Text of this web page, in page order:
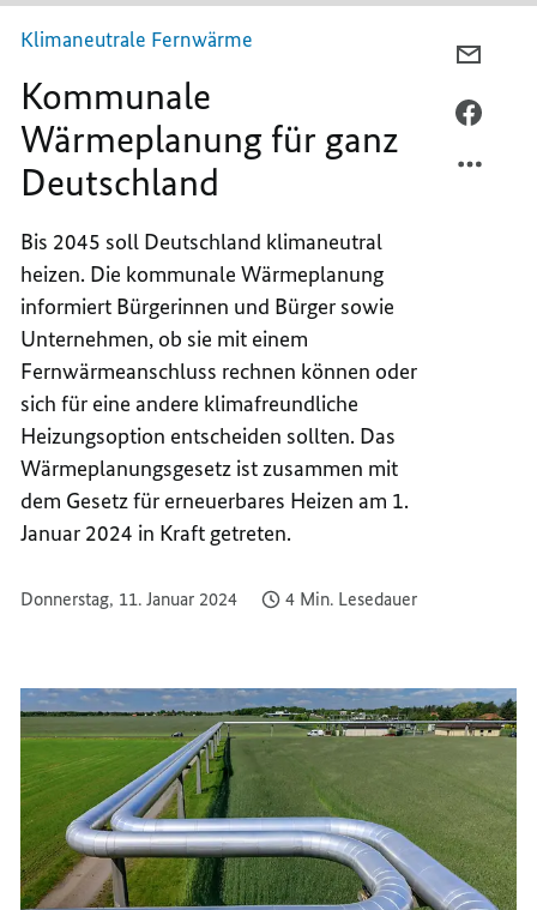
Klimaneutrale Fernwärme
Kommunale
Wärmeplanung für ganz
Deutschland
Bis 2045 soll Deutschland klimaneutral
heizen. Die kommunale Wärmeplanung
informiert Bürgerinnen und Bürger sowie
Unternehmen, ob sie mit einem
Fernwärmeanschluss rechnen können oder
sich für eine andere klimafreundliche
Heizungsoption entscheiden sollten. Das
Wärmeplanungsgesetz ist zusammen mit
dem Gesetz für erneuerbares Heizen am 1.
Januar 2024 in Kraft getreten.
Donnerstag, 11. Januar 2024 4 Min. Lesedauer